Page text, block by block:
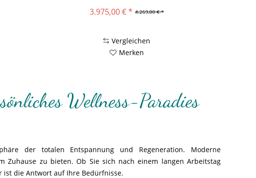
4.269,00 € *
3.975,00 € *
Vergleichen
Merken
Wellness-Paradies
der totalen Entspannung und Regeneration. Moderne
Zuhause zu bieten. Ob Sie sich nach einem langen Arbeitstag
ist die Antwort auf Ihre Bedürfnisse.